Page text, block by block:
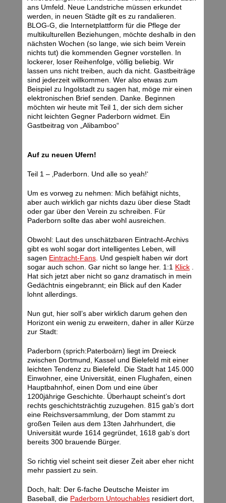
ans Umfeld. Neue Landstriche müssen erkundet
werden, in neuen Städte gilt es zu randalieren.
BLOG-G, die Internetplattform für die Pflege der
multikulturellen Beziehungen, möchte deshalb in den
nächsten Wochen (so lange, wie sich beim Verein
nichts tut) die kommenden Gegner vorstellen. In
lockerer, loser Reihenfolge, völlig beliebig. Wir
lassen uns nicht treiben, auch da nicht. Gastbeiträge
sind jederzeit willkommen. Wer also etwas zum
Beispiel zu Ingolstadt zu sagen hat, möge mir einen
elektronischen Brief senden. Danke. Beginnen
möchten wir heute mit Teil 1, der sich dem sicher
nicht leichten Gegner Paderborn widmet. Ein
Gastbeitrag von „Alibamboo“
Auf zu neuen Ufern!
Teil 1 – ‚Paderborn. Und alle so yeah!‘
Um es vorweg zu nehmen: Mich befähigt nichts,
aber auch wirklich gar nichts dazu über diese Stadt
oder gar über den Verein zu schreiben. Für
Paderborn sollte das aber wohl ausreichen.
Obwohl: Laut des unschätzbaren Eintracht-Archivs
gibt es wohl sogar dort intelligentes Leben, will
sagen Eintracht-Fans . Und gespielt haben wir dort
sogar auch schon. Gar nicht so lange her. 1:1 Klick
Hat sich jetzt aber nicht so ganz dramatisch in mein
Gedächtnis eingebrannt; ein Blick auf den Kader
lohnt allerdings.
Nun gut, hier soll’s aber wirklich darum gehen den
Horizont ein wenig zu erweitern, daher in aller Kürze
zur Stadt:
Paderborn (sprich:Paterboärn) liegt im Dreieck
zwischen Dortmund, Kassel und Bielefeld mit einer
leichten Tendenz zu Bielefeld. Die Stadt hat 145.000
Einwohner, eine Universität, einen Flughafen, einen
Hauptbahnhof, einen Dom und eine über
1200jährige Geschichte. Überhaupt scheint’s dort
rechts geschichtsträchtig zuzugehen. 815 gab’s dort
eine Reichsversammlung, der Dom stammt zu
großen Teilen aus dem 13ten Jahrhundert, die
Universität wurde 1614 gegründet, 1618 gab’s dort
bereits 300 brauende Bürger.
So richtig viel scheint seit dieser Zeit aber eher nicht
mehr passiert zu sein.
Doch, halt: Der 6-fache Deutsche Meister im
Baseball, die Paderborn Untouchables residiert dort,